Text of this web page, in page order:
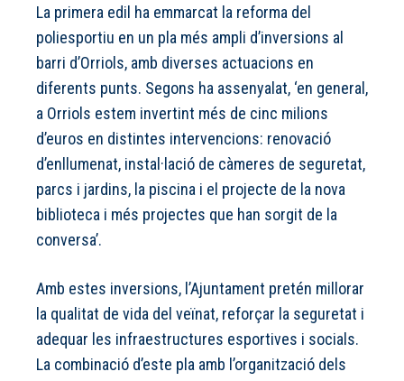
La primera edil ha emmarcat la reforma del
poliesportiu en un pla més ampli d’inversions al
barri d’Orriols, amb diverses actuacions en
diferents punts. Segons ha assenyalat, ‘en general,
a Orriols estem invertint més de cinc milions
d’euros en distintes intervencions: renovació
d’enllumenat, instal·lació de càmeres de seguretat,
parcs i jardins, la piscina i el projecte de la nova
biblioteca i més projectes que han sorgit de la
conversa’.
Amb estes inversions, l’Ajuntament pretén millorar
la qualitat de vida del veïnat, reforçar la seguretat i
adequar les infraestructures esportives i socials.
La combinació d’este pla amb l’organització dels